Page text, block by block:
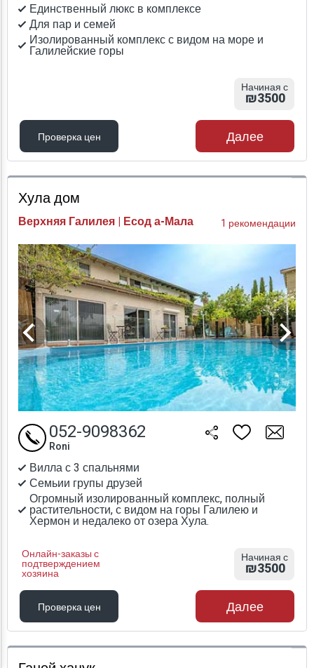
Единственный люкс в комплексе
Для пар и семей
Изолированный комплекс с видом на море и
Галилейские горы
Начиная с
₪3500
Проверка цен
Проверка цен
Далее
Хула дом
Верхняя Галилея | Есод а-Мала 1 рекомендации
Вилла с 3 спальнями
Семьии групы друзей
Огромный изолированный комплекс, полный
растительности, с видом на горы Галилею и
Хермон и недалеко от озера Хула.
Онлайн-заказы с
подтверждением
хозяина
052-9098362
Roni
Начиная с
₪3500
Проверка цен
Проверка цен
Далее